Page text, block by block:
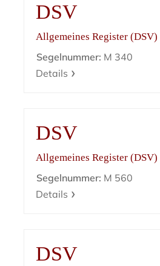
DSV
Allgemeines Register (DSV)
Segelnummer: M 340
Details
DSV
Allgemeines Register (DSV)
Segelnummer: M 560
Details
DSV